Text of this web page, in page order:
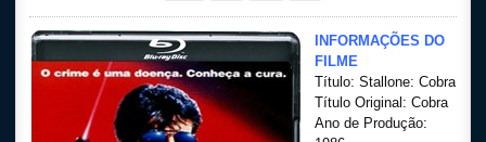
Top Séries
Filmes
Dublado
INFORMAÇÕES DO
FILME
Título: Stallone: Cobra
Título Original: Cobra
Ano de Produção: